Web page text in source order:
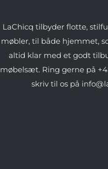
LaChicq tilbyder flotte,
møbler, til både hjemmet,
altid klar med et godt
møbelsæt. Ring gerne på
skriv til os på